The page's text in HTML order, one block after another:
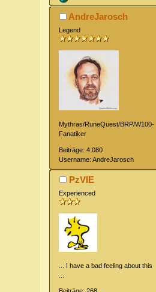
AndreJarosch
Legend
Mythras/RuneQuest/BRP/W100-
Fanatiker
Beiträge: 4.080
Username: AndreJarosch
PzVIE
Experienced
... I have a bad feeling about this